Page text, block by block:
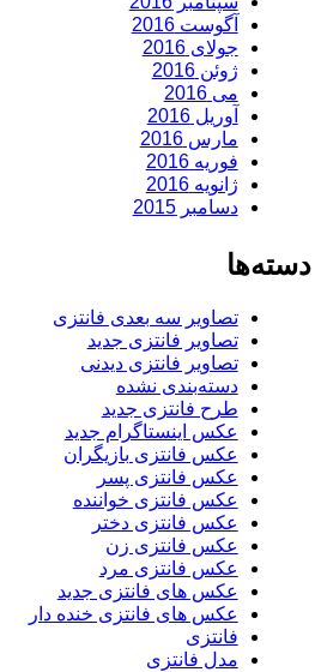
آگوست 2016
جولای 2016
ژوئن 2016
می 2016
آوریل 2016
مارس 2016
فوریه 2016
ژانویه 2016
دسامبر 2015
دسته‌ها
تصاویر سه بعدی فانتزی
تصاویر فانتزی جدید
تصاویر فانتزی دیدنی
دسته‌بندی نشده
طرح فانتزی جدید
عکس اینستاگرام جدید
عکس فانتزی بازیگران
عکس فانتزی پسر
عکس فانتزی خواننده
عکس فانتزی دختر
عکس فانتزی زن
عکس فانتزی مرد
عکس های فانتزی جدید
عکس های فانتزی خنده دار
فانتزی
مدل فانتزی